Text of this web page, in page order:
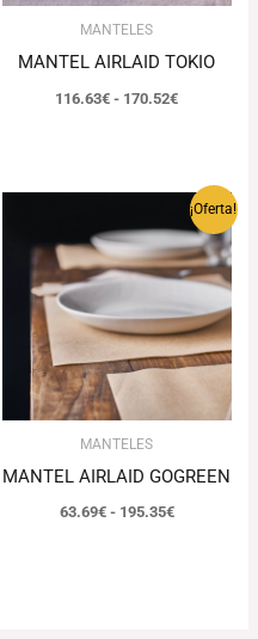
MANTELES
MANTEL AIRLAID TOKIO
116.63€ - 170.52€
¡Oferta!
MANTELES
MANTEL AIRLAID GOGREEN
63.69€ - 195.35€
Rango
precios:
desde
63.69€
195.35€